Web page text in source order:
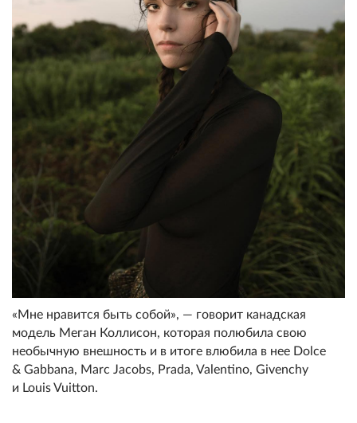
«Мне нравится быть собой», — говорит канадская
модель Меган Коллисон, которая полюбила свою
необычную внешность и в итоге влюбила в нее Dolce
& Gabbana, Marc Jacobs, Prada, Valentino, Givenchy
и Louis Vuitton.